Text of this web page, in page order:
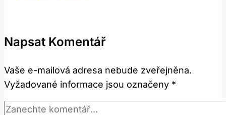
a
se
používá?
Napsat Komentář
Vaše e-mailová adresa nebude zveřejněna.
Vyžadované informace jsou označeny *